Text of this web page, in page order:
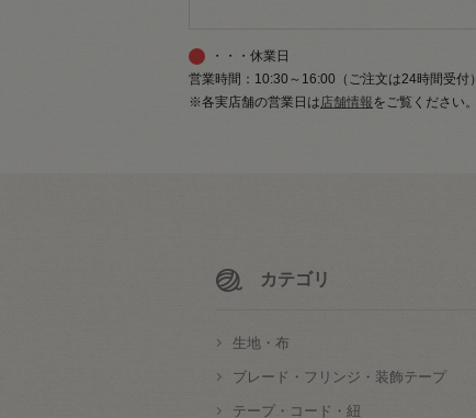
・・・休業日
営業時間：10:30～16:00（ご注文は24時間受付）
※各実店舗の営業日は店舗情報をご覧ください。
カテゴリ
生地・布
ブレード・フリンジ・装飾テープ
テープ・コード・紐